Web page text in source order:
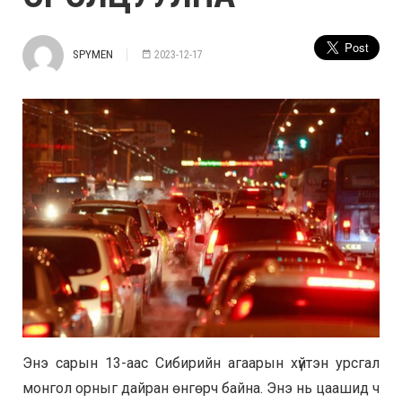
SPYMEN 2023-12-17
Энэ сарын 13-аас Сибирийн агаарын хүйтэн урсгал
монгол орныг дайран өнгөрч байна. Энэ нь цаашид ч